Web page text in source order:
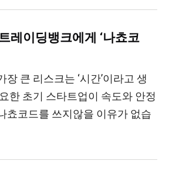
레이딩뱅크에게 ‘나쵸코
큰 리스크는 ‘시간’이라고 생
한 초기 스타트업이 속도와 안정
쵸코드를 쓰지않을 이유가 없습